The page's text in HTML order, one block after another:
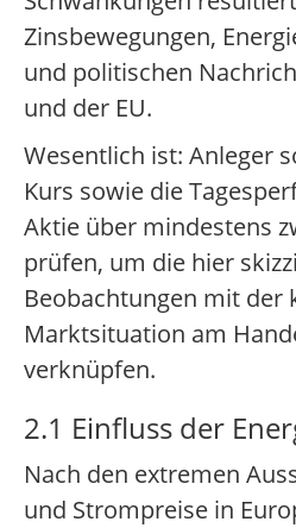
Zinsbewegungen,
und politischen
und der EU.
Wesentlich ist: Anleger
Kurs sowie die
Aktie über mindestens
prüfen, um die hier
Beobachtungen mit der
Marktsituation am
verknüpfen.
2.1 Einfluss der
Nach den extremen
und Strompreise in